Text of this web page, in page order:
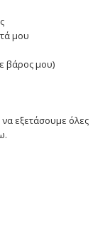
μου
βάρος μου)
εξετάσουμε όλες